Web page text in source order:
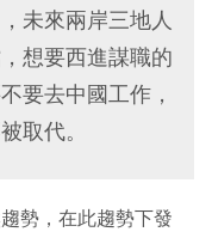
未來兩岸三地人
想要西進謀職的
要去中國工作，
取代。
勢，在此趨勢下發